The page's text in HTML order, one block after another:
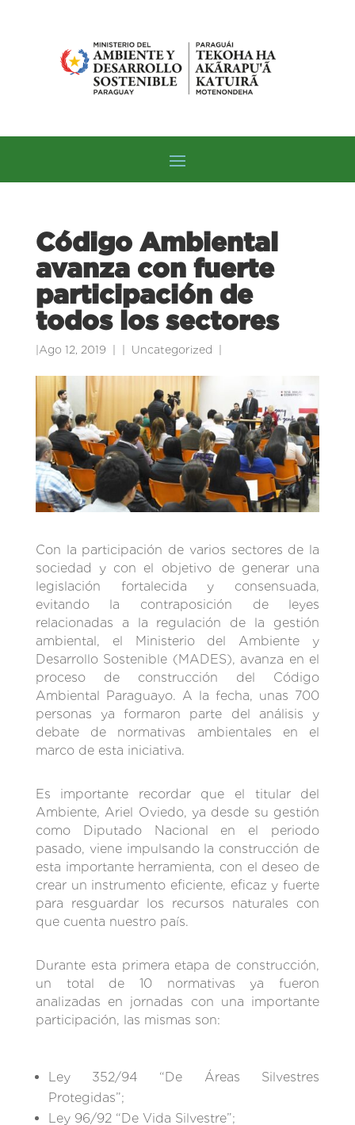
Código Ambiental
avanza con fuerte
participación de
todos los sectores
Ago 12, 2019 Uncategorized
Con la participación de varios sectores de la
sociedad y con el objetivo de generar una
legislación fortalecida y consensuada,
evitando la contraposición de leyes
relacionadas a la regulación de la gestión
ambiental, el Ministerio del Ambiente y
Desarrollo Sostenible (MADES), avanza en el
proceso de construcción del Código
Ambiental Paraguayo. A la fecha, unas 700
personas ya formaron parte del análisis y
debate de normativas ambientales en el
marco de esta iniciativa.
Es importante recordar que el titular del
Ambiente, Ariel Oviedo, ya desde su gestión
como Diputado Nacional en el periodo
pasado, viene impulsando la construcción de
esta importante herramienta, con el deseo de
crear un instrumento eficiente, eficaz y fuerte
para resguardar los recursos naturales con
que cuenta nuestro país.
Durante esta primera etapa de construcción,
un total de 10 normativas ya fueron
analizadas en jornadas con una importante
participación, las mismas son:
Ley 352/94 “De Áreas Silvestres
Protegidas”;
Ley 96/92 “De Vida Silvestre”;